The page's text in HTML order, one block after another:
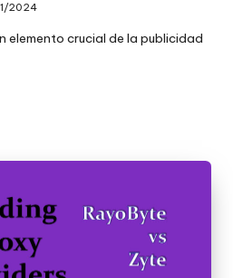
2024
elemento crucial de la publicidad